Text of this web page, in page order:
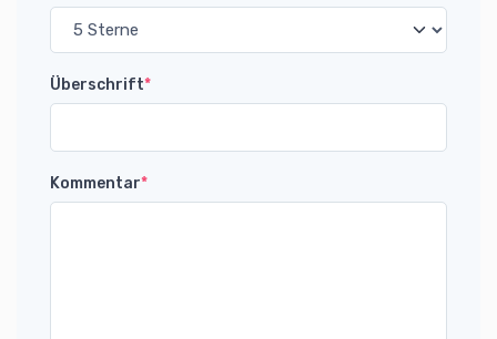
Überschrift*
Kommentar*